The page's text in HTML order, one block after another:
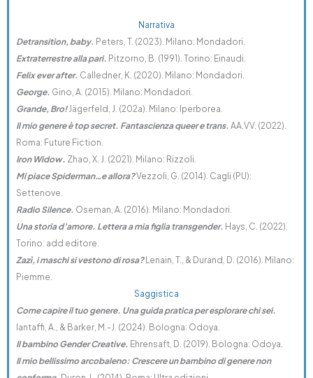
Narrativa
Detransition, baby. Peters, T. (2023). Milano: Mondadori.
Extraterrestre alla pari. Pitzorno, B. (1991). Torino: Einaudi.
Felix ever after. Calledner, K. (2020). Milano: Mondadori.
George. Gino, A. (2015). Milano: Mondadori.
Grande, Bro!Jägerfeld, J. (202a). Milano: Iperborea.
Il mio genere è top secret. Fantascienza queer e trans. AA.VV. (2022).
Roma: Future Fiction.
Iron Widow. Zhao, X. J. (2021). Milano: Rizzoli.
Mi piace Spiderman…e allora?Vezzoli, G. (2014). Cagli (PU):
Settenove.
Radio Silence. Oseman, A. (2016). Milano: Mondadori.
Una storia d’amore. Lettera a mia figlia transgender. Hays, C. (2022).
Torino: add editore.
Zazì, i maschi si vestono di rosa?Lenain, T., & Durand, D. (2016). Milano:
Piemme.
Saggistica
Come capire il tuo genere. Una guida pratica per esplorare chi sei.
Iantaffi, A., & Barker, M.-J. (2024). Bologna: Odoya.
Il bambino Gender Creative. Ehrensaft, D. (2019). Bologna: Odoya.
Il mio bellissimo arcobaleno: Crescere un bambino di genere non